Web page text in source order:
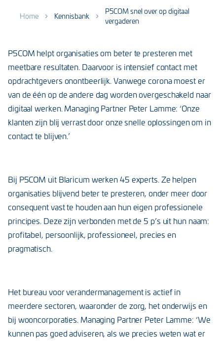
Home Kennisbank
P5COM snel over op digitaal
vergaderen
P5COM helpt organisaties om beter te presteren met
meetbare resultaten. Daarvoor is intensief contact met
opdrachtgevers onontbeerlijk. Vanwege corona moest er
van de één op de andere dag worden overgeschakeld naar
digitaal werken. Managing Partner Peter Lamme: ‘Onze
klanten zijn blij verrast door onze snelle oplossingen om in
contact te blijven.’
Bij P5COM uit Blaricum werken 45 experts. Ze helpen
organisaties blijvend beter te presteren, onder meer door
consequent vast te houden aan hun eigen professionele
principes. Deze zijn verbonden met de 5 p’s uit hun naam:
profitabel, persoonlijk, professioneel, precies en
pragmatisch.
Het bureau voor verandermanagement is actief in
meerdere sectoren, waaronder de zorg, het onderwijs en
bij wooncorporaties. Managing Partner Peter Lamme: ‘We
kunnen pas goed adviseren, als we precies weten wat er